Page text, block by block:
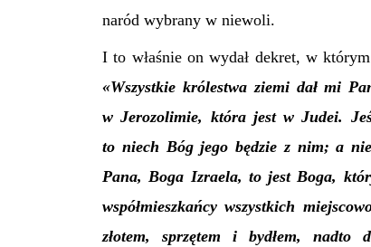
naród wybrany w niewoli.
I to właśnie on wydał dekret, w
«Wszystkie królestwa ziemi dał mi
w Jerozolimie, która jest w Judei.
to niech Bóg jego będzie z nim; a
Pana, Boga Izraela, to jest Boga,
współmieszkańcy wszystkich
złotem, sprzętem i bydłem,